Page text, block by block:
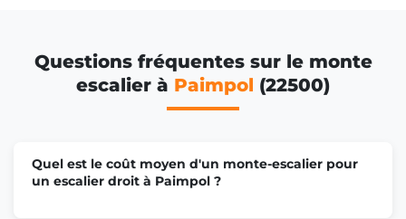
Questions fréquentes sur le monte
escalier à Paimpol (22500)
Quel est le coût moyen d'un monte-escalier pour
un escalier droit à Paimpol ?